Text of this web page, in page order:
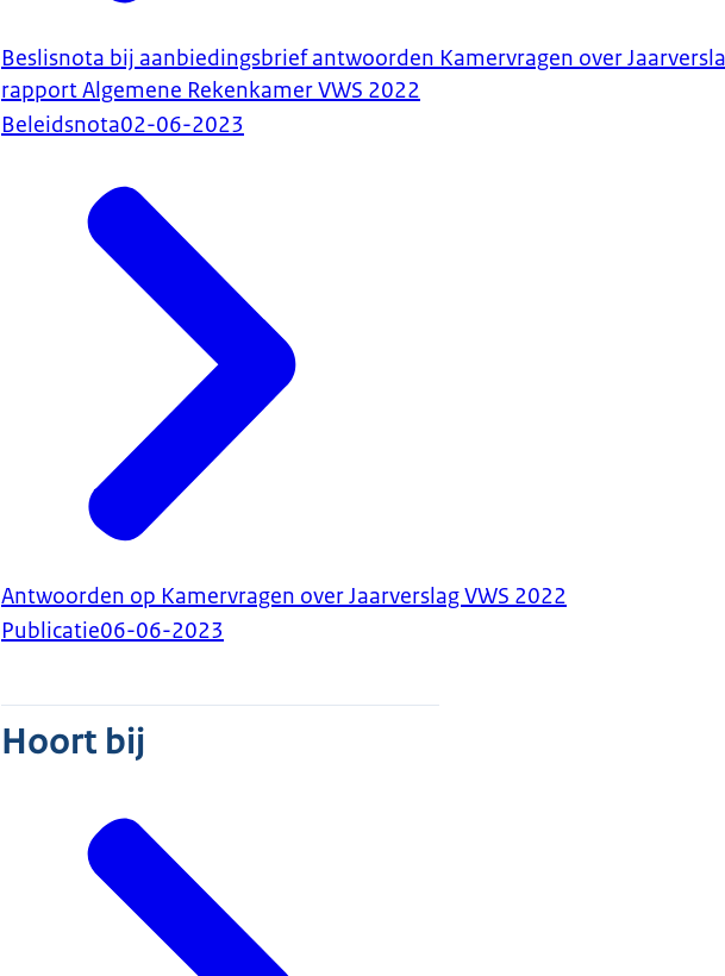
Beslisnota bij aanbiedingsbrief antwoorden Kamervragen over
rapport Algemene Rekenkamer VWS 2022
Beleidsnota02-06-2023
Antwoorden op Kamervragen over Jaarverslag VWS 2022
Publicatie06-06-2023
Hoort bij